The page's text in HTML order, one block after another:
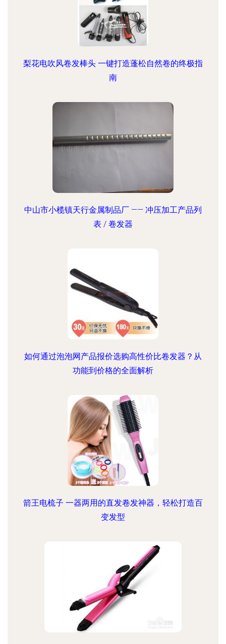
梨花电吹风卷发棒头 一键打造蓬松自然卷的终极指
南
中山市小榄镇天行金属制品厂 —— 冲压加工产品列
表 / 卷发器
如何通过泡泡网产品报价选购高性价比卷发器？从
功能到价格的全面解析
箭王电梳子 一器两用的直发卷发神器，轻松打造百
变发型